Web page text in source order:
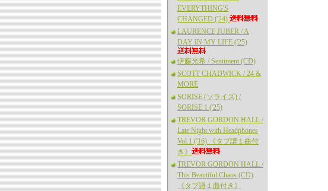
EVERYTHING'S
CHANGED ('24)
LAURENCE JUBER / A
DAY IN MY LIFE ('25)
伊藤光希 / Sentiment (CD)
SCOTT CHADWICK / 24 &
MORE
SORISE (ソライズ) /
SORISE 1 ('25)
TREVOR GORDON HALL /
Late Night with Headphones
Vol.1 ('16) 《タブ譜１曲付
き》
TREVOR GORDON HALL /
This Beautiful Chaos (CD)
《タブ譜１曲付き》